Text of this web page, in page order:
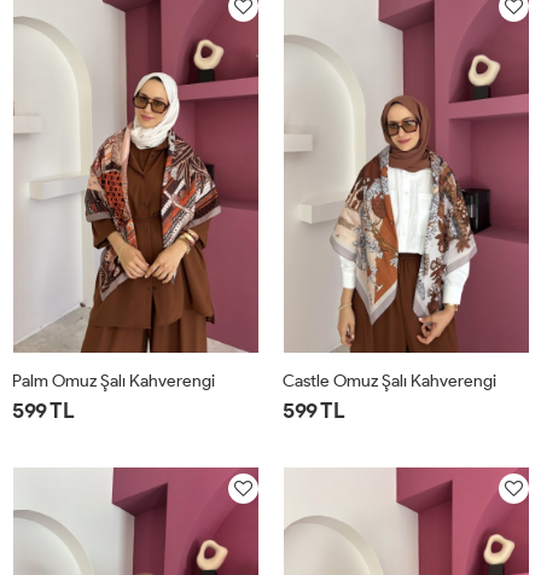
Palm Omuz Şalı Kahverengi
599 TL
Castle Omuz Şalı Kahverengi
599 TL